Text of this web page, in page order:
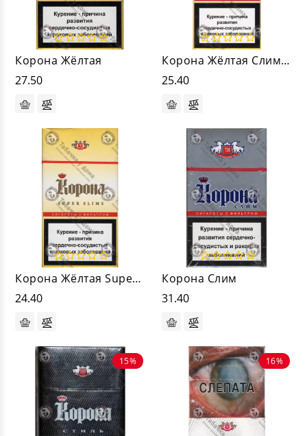
Корона Жёлтая
27.50
Корона Жёлтая Слим 100
25.40
Корона Жёлтая Super Slims
24.40
Корона Слим
31.40
15% 16%